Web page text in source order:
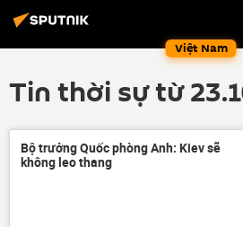
Việt Nam
Tin thời sự từ
Bộ trưởng Quốc phòng Anh: Kiev sẽ
không leo thang